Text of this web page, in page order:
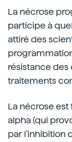
La nécrose
participe à
attiré des
résistance des
traitements
La nécrose est
alpha (qui
par l'inhibition